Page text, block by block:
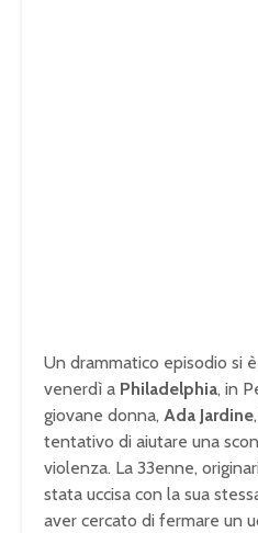
Un drammatico episodio si
venerdì a Philadelphia, in
giovane donna, Ada Jardine
tentativo di aiutare una
violenza. La 33enne,
stata uccisa con la sua
aver cercato di fermare un